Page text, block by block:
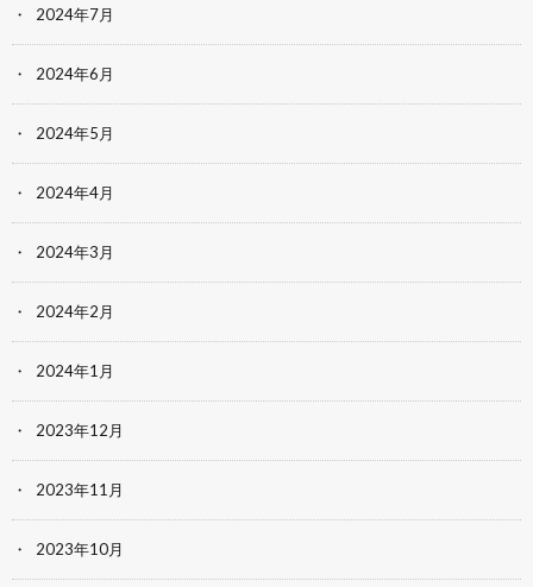
2024年7月
2024年6月
2024年5月
2024年4月
2024年3月
2024年2月
2024年1月
2023年12月
2023年11月
2023年10月